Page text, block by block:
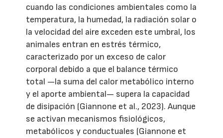
cuando las condiciones ambientales como la
temperatura, la humedad, la radiación solar o
la velocidad del aire exceden este umbral, los
animales entran en estrés térmico,
caracterizado por un exceso de calor
corporal debido a que el balance térmico
total —la suma del calor metabólico interno
y el aporte ambiental— supera la capacidad
de disipación (Giannone et al., 2023). Aunque
se activan mecanismos fisiológicos,
metabólicos y conductuales (Giannone et